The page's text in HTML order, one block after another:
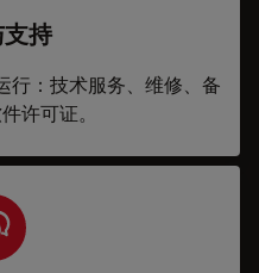
持
行：技术服务、维修、备
许可证。